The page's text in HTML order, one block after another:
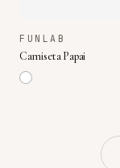
FUNLAB
Camiseta Papai